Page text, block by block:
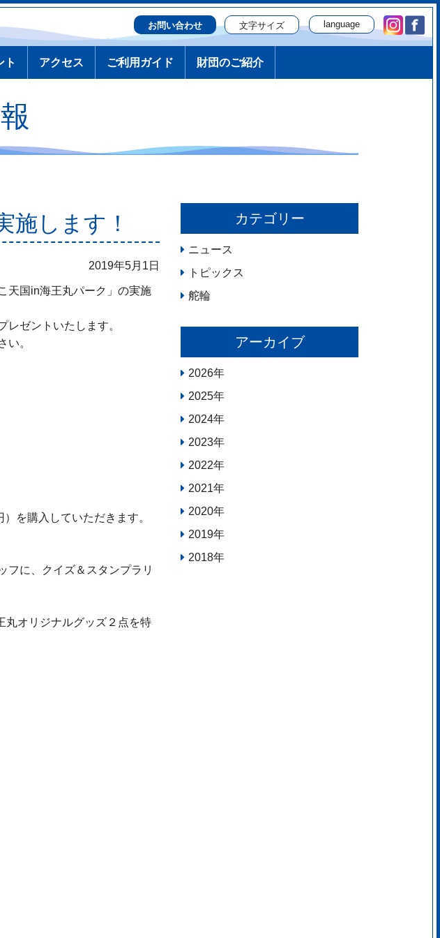
お問い合わせ 文字サイズ language
日本語
ト アクセス ご利用ガイド 財団のご紹介
施します！
2019年5月1日
天国in海王丸パーク」の実施
ゼントいたします。
い。
を購入していただきます。
フに、クイズ＆スタンプラリ
丸オリジナルグッズ２点を特
カテゴリー
ニュース
トピックス
舵輪
アーカイブ
2026年
2025年
2024年
2023年
2022年
2021年
2020年
2019年
2018年